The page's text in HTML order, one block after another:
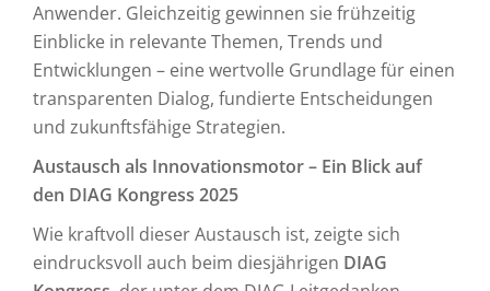
Anwender. Gleichzeitig gewinnen sie frühzeitig
Einblicke in relevante Themen, Trends und
Entwicklungen – eine wertvolle Grundlage für einen
transparenten Dialog, fundierte Entscheidungen
und zukunftsfähige Strategien.
Austausch als Innovationsmotor – Ein Blick auf
den DIAG Kongress 2025
Wie kraftvoll dieser Austausch ist, zeigte sich
eindrucksvoll auch beim diesjährigen DIAG